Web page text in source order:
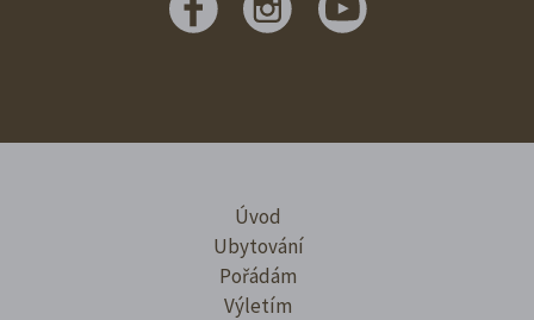
Úvod
Ubytování
Pořádám
Výletím